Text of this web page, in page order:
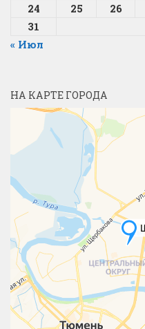
24
25 26
31
« Июл
НА КАРТЕ ГОРОДА